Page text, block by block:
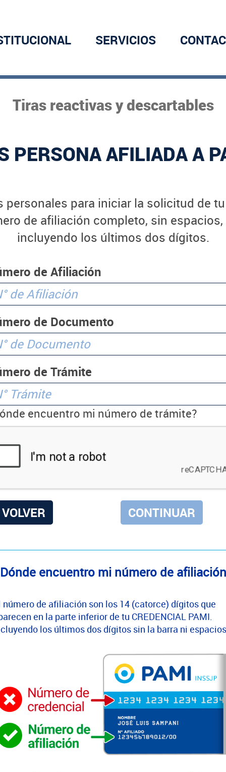
SERVICIOS
Tiras reactivas y descartables
PERSONA AFILIADA A
personales para iniciar la solicitud de
de afiliación completo, sin
incluyendo los últimos dos dígitos.
de Afiliación
de Documento
de Trámite
encuentro mi número de trámite?
VOLVER
encuentro mi número de
número de afiliación son los 14 (catorce) dígitos que
en la parte inferior de tu CREDENCIAL PAMI.
los últimos dos dígitos sin la barra ni